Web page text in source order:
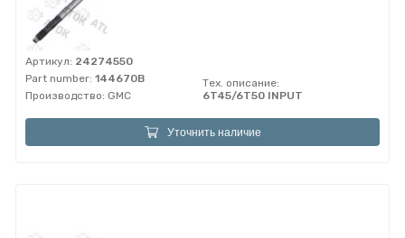
Артикул: 24274550
Part number: 144670B
Производство: GMC
Тех. описание:
6T45/6T50 INPUT
Уточнить наличие